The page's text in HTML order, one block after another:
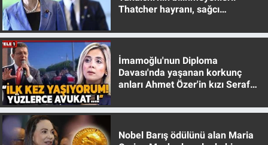
Thatcher hayranı, sağcı
İmamoğlu'nun Diploma
Davası'nda yaşanan korkunç
anları Ahmet Özer'in kızı Seraf
Nobel Barış ödülünü alan Maria